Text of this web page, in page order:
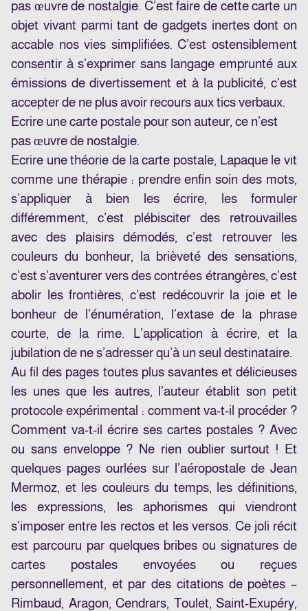
pas œuvre de nostalgie. C’est faire de cette carte un
objet vivant parmi tant de gadgets inertes dont on
accable nos vies simplifiées. C’est ostensiblement
consentir à s’exprimer sans langage emprunté aux
émissions de divertissement et à la publicité, c’est
accepter de ne plus avoir recours aux tics verbaux.
Ecrire une carte postale pour son auteur, ce n’est
pas œuvre de nostalgie.
Ecrire une théorie de la carte postale, Lapaque le vit
comme une thérapie : prendre enfin soin des mots,
s’appliquer à bien les écrire, les formuler
différemment, c’est plébisciter des retrouvailles
avec des plaisirs démodés, c’est retrouver les
couleurs du bonheur, la brièveté des sensations,
c’est s’aventurer vers des contrées étrangères, c’est
abolir les frontières, c’est redécouvrir la joie et le
bonheur de l’énumération, l’extase de la phrase
courte, de la rime. L’application à écrire, et la
jubilation de ne s’adresser qu’à un seul destinataire.
Au fil des pages toutes plus savantes et délicieuses
les unes que les autres, l’auteur établit son petit
protocole expérimental : comment va-t-il procéder ?
Comment va-t-il écrire ses cartes postales ? Avec
ou sans enveloppe ? Ne rien oublier surtout ! Et
quelques pages ourlées sur l’aéropostale de Jean
Mermoz, et les couleurs du temps, les définitions,
les expressions, les aphorismes qui viendront
s’imposer entre les rectos et les versos. Ce joli récit
est parcouru par quelques bribes ou signatures de
cartes postales envoyées ou reçues
personnellement, et par des citations de poètes –
Rimbaud, Aragon, Cendrars, Toulet, Saint-Exupéry,